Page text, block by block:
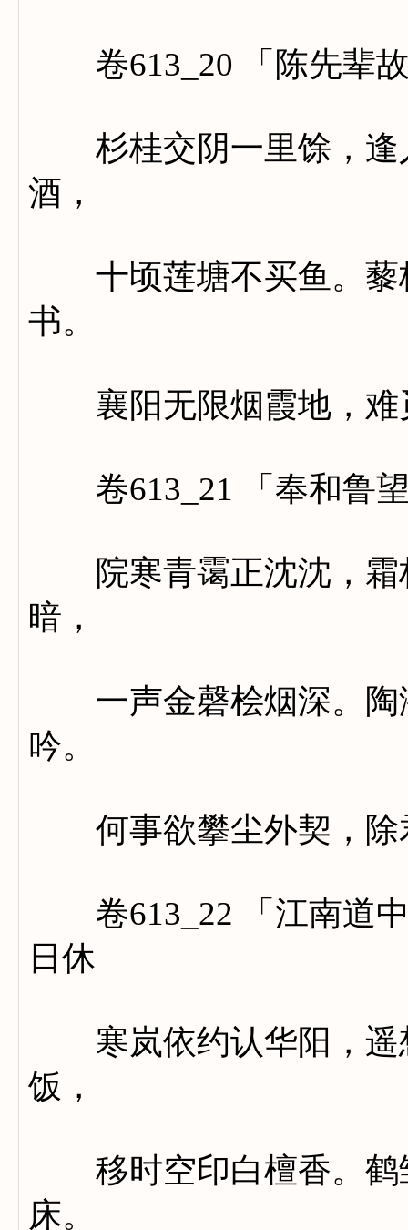
卷613_20 「陈先辈故
杉桂交阴一里馀，逢
酒，
十顷莲塘不买鱼。藜
书。
襄阳无限烟霞地，难
卷613_21 「奉和鲁望
院寒青霭正沈沈，霜
暗，
一声金磬桧烟深。陶
吟。
何事欲攀尘外契，除
卷613_22 「江南道中
日休
寒岚依约认华阳，遥
饭，
移时空印白檀香。鹤
床。